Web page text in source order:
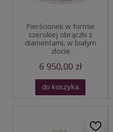
Pierścionek w formie
szerokiej obrączki z
diamentami, w białym
złocie
6 950,00 zł
do koszyka